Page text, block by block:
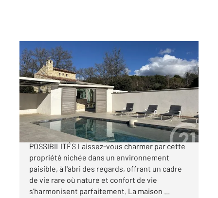
LE BEAUSSET 83
170 m2, 6 pièces
Ref : 19323
Maison à vendre
635 000 €
LE BEAUSSET HAVRE DE PAIX AUX MULTIPLES
POSSIBILITÉS Laissez-vous charmer par cette
propriété nichée dans un environnement
paisible, à l'abri des regards, offrant un cadre
de vie rare où nature et confort de vie
s'harmonisent parfaitement. La maison ...